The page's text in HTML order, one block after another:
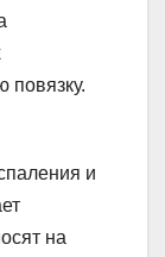
повязку.
и
на